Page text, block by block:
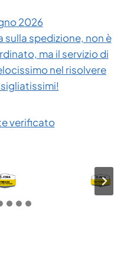
2026
spedizione, non è
ma il servizio di
nel risolvere
verificato